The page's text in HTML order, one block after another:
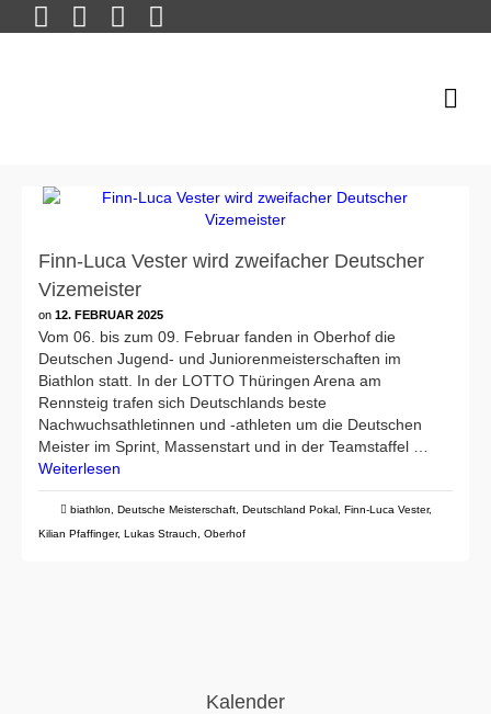
Finn-Luca Vester wird zweifacher Deutscher
Vizemeister
on 12. FEBRUAR 2025
Vom 06. bis zum 09. Februar fanden in Oberhof die
Deutschen Jugend- und Juniorenmeisterschaften im
Biathlon statt. In der LOTTO Thüringen Arena am
Rennsteig trafen sich Deutschlands beste
Nachwuchsathletinnen und -athleten um die Deutschen
Meister im Sprint, Massenstart und in der Teamstaffel …
Weiterlesen
biathlon Deutsche Meisterschaft Deutschland Pokal Finn-Luca Vester,
Kilian Pfaffinger, Lukas Strauch Oberhof
Kalender